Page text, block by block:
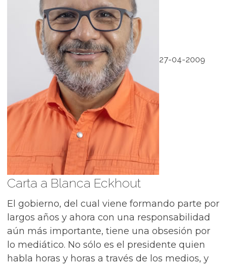
27-04-2009
Carta a Blanca Eckhout
El gobierno, del cual viene formando parte por
largos años y ahora con una responsabilidad
aún más importante, tiene una obsesión por
lo mediático. No sólo es el presidente quien
habla horas y horas a través de los medios, y